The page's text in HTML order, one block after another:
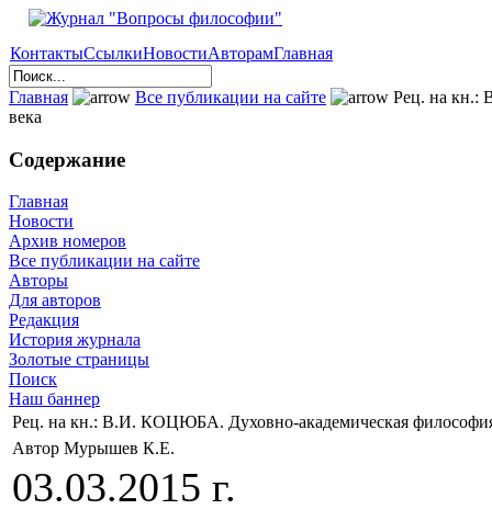
КонтактыСсылкиНовостиАвторамГлавная
Главная Все публикации на сайте
Рец. на кн.:
века
Содержание
Главная
Новости
Архив номеров
Все публикации на сайте
Авторы
Для авторов
Редакция
История журнала
Золотые страницы
Поиск
Наш баннер
Рец. на кн.: В.И. КОЦЮБА. Духовно-академическая
Автор Мурышев К.Е.
03.03.2015 г.